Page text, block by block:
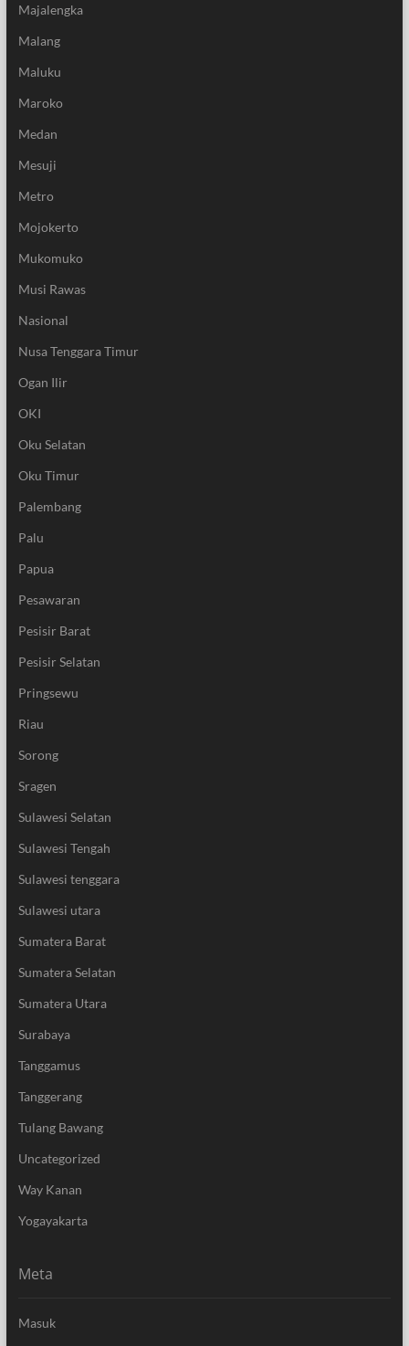
Majalengka
Malang
Maluku
Maroko
Medan
Mesuji
Metro
Mojokerto
Mukomuko
Musi Rawas
Nasional
Nusa Tenggara Timur
Ogan Ilir
OKI
Oku Selatan
Oku Timur
Palembang
Palu
Papua
Pesawaran
Pesisir Barat
Pesisir Selatan
Pringsewu
Riau
Sorong
Sragen
Sulawesi Selatan
Sulawesi Tengah
Sulawesi tenggara
Sulawesi utara
Sumatera Barat
Sumatera Selatan
Sumatera Utara
Surabaya
Tanggamus
Tanggerang
Tulang Bawang
Uncategorized
Way Kanan
Yogayakarta
Meta
Masuk